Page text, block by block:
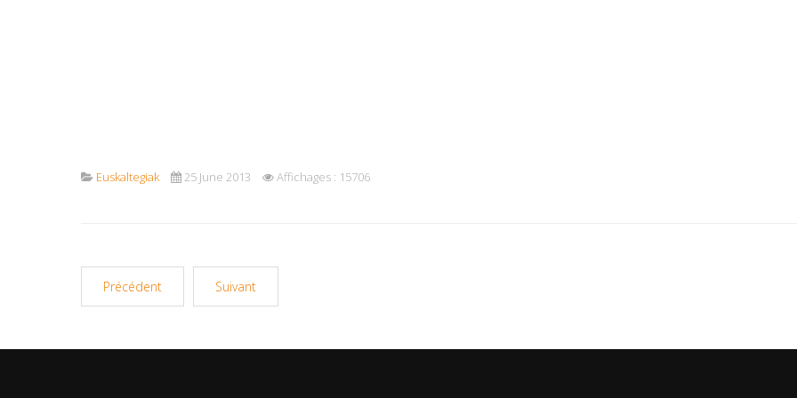
Euskaltegiak 25 June 2013 Affichages : 15706
Précédent Suivant